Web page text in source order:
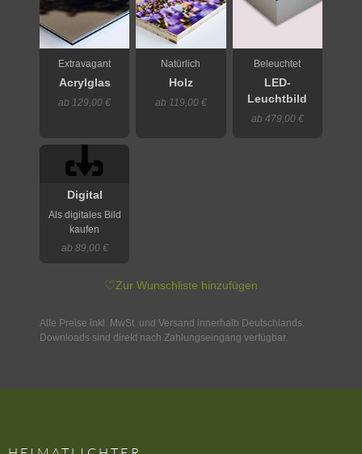
Extravagant
Acrylglas
ab 129,00 €
Natürlich
Holz
ab 119,00 €
Beleuchtet
LED-
Leuchtbild
ab 479,00 €
Digital
Als digitales Bild
kaufen
ab 89,00 €
♡Zur Wunschliste hinzufügen
Alle Preise inkl. MwSt. und Versand innerhalb Deutschlands.
Downloads sind direkt nach Zahlungseingang verfügbar.